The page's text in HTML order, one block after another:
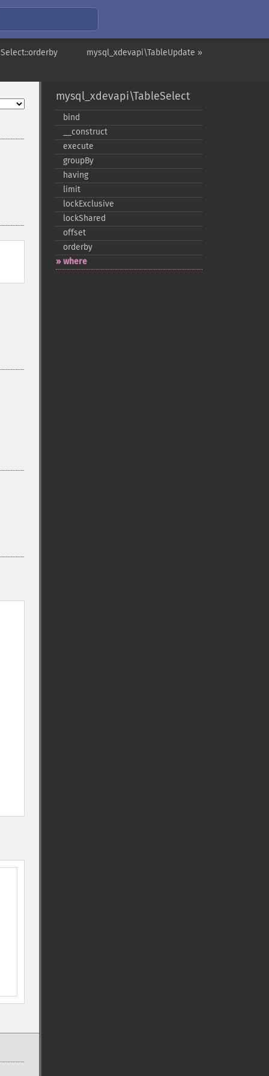
mysql_xdevapi\TableUpdate »
mysql_xdevapi\TableSelect
bind
_​_​construct
execute
groupBy
having
limit
lockExclusive
lockShared
offset
orderby
where